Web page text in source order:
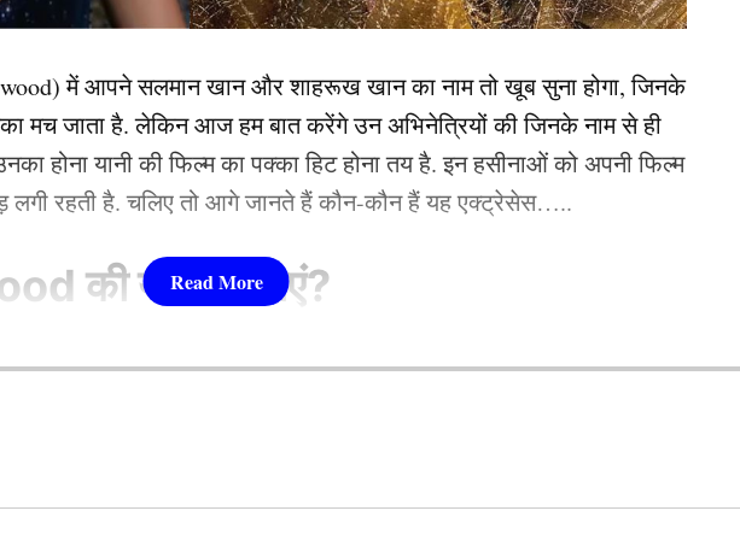
की जोड़ी ने जीता सबका दिल
में आपने सलमान खान और शाहरूख खान का नाम तो खूब सुना होगा, जिनके
मच जाता है. लेकिन आज हम बात करेंगे उन अभिनेत्रियों की जिनके नाम से ही
होना यानी की फिल्म का पक्का हिट होना तय है. इन हसीनाओं को अपनी फिल्म
लगी रहती है. चलिए तो आगे जानते हैं कौन-कौन हैं यह एक्ट्रेसेस…..
की यह हसीनाएं?
( Deepika Padukone)